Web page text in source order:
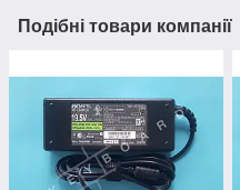
Подібні товари компанії